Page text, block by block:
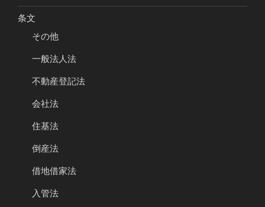
条文
その他
一般法人法
不動産登記法
会社法
住基法
倒産法
借地借家法
入管法